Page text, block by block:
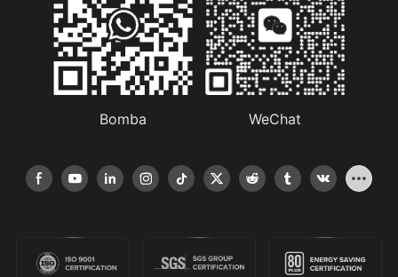
Bomba WeChat